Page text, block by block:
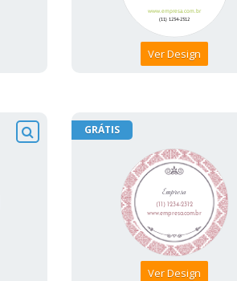
Ver Design
GRÁTIS
Ver Design